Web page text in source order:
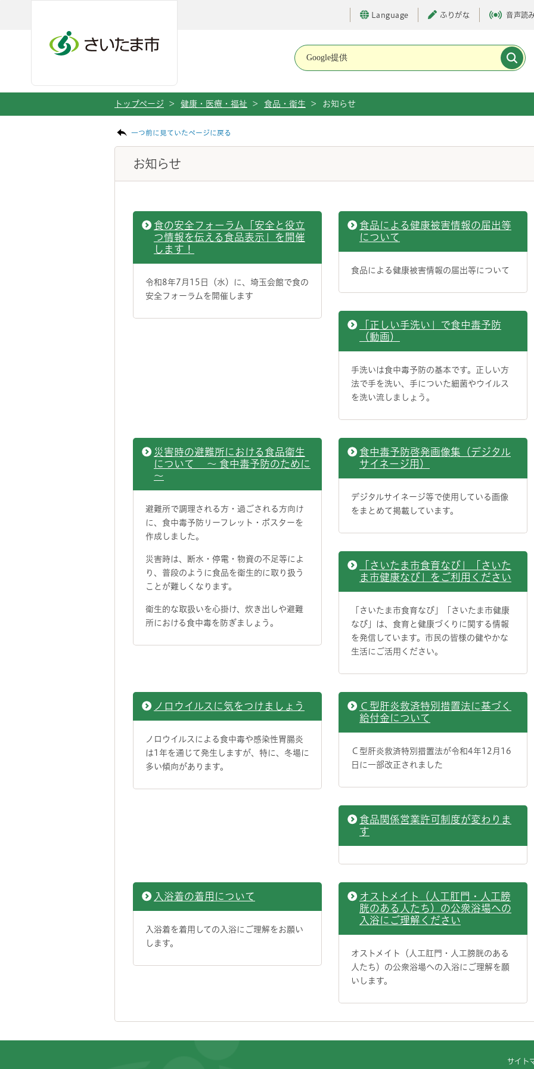
Language ふりがな 音声読
トップページ > 健康・医療・福祉 > 食品・衛生 > お知らせ
一つ前に見ていたページに戻る
お知らせ
食の安全フォーラム「安全と役立
つ情報を伝える食品表示」を開催
します！
令和8年7月15日（水）に、埼玉会館で食の
安全フォーラムを開催します
食品による健康被害情報の届出等
について
食品による健康被害情報の届出等について
「正しい手洗い」で食中毒予防
（動画）
手洗いは食中毒予防の基本です。正しい方
法で手を洗い、手についた細菌やウイルス
を洗い流しましょう。
災害時の避難所における食品衛生
について ～ 食中毒予防のために
～
避難所で調理される方・過ごされる方向け
に、食中毒予防リーフレット・ポスターを
作成しました。
災害時は、断水・停電・物資の不足等によ
り、普段のように食品を衛生的に取り扱う
ことが難しくなります。
衛生的な取扱いを心掛け、炊き出しや避難
所における食中毒を防ぎましょう。
食中毒予防啓発画像集（デジタル
サイネージ用）
デジタルサイネージ等で使用している画像
をまとめて掲載しています。
「さいたま市食育なび」「さいた
ま市健康なび」をご利用ください
「さいたま市食育なび」「さいたま市健康
なび」は、食育と健康づくりに関する情報
を発信しています。市民の皆様の健やかな
生活にご活用ください。
ノロウイルスに気をつけましょう
ノロウイルスによる食中毒や感染性胃腸炎
は1年を通じて発生しますが、特に、冬場に
多い傾向があります。
Ｃ型肝炎救済特別措置法に基づく
給付金について
Ｃ型肝炎救済特別措置法が令和4年12月16
日に一部改正されました
食品関係営業許可制度が変わりま
す
入浴着の着用について
入浴着を着用しての入浴にご理解をお願い
します。
オストメイト（人工肛門・人工膀
胱のある人たち）の公衆浴場への
入浴にご理解ください
オストメイト（人工肛門・人工膀胱のある
人たち）の公衆浴場への入浴にご理解を願
いします。
サイト